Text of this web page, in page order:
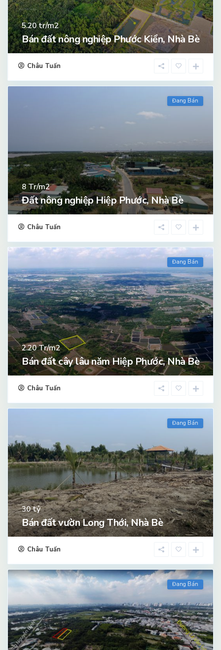
5.20tr/m2
Bán đất nông nghiệp Phước Kiển, Nhà Bè
Châu Tuấn
Đang Bán
8Tr/m2
Đất nông nghiệp Hiệp Phước, Nhà Bè
Châu Tuấn
Đang Bán
2.20Tr/m2
Bán đất cây lâu năm Hiệp Phước, Nhà Bè
Châu Tuấn
Đang Bán
30tỷ
Bán đất vườn Long Thới, Nhà Bè
Châu Tuấn
Đang Bán